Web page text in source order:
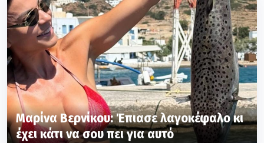
Μαρίνα Βερνίκου: Έπιασε λαγοκέφαλο κι
έχει κάτι να σου πει για αυτό